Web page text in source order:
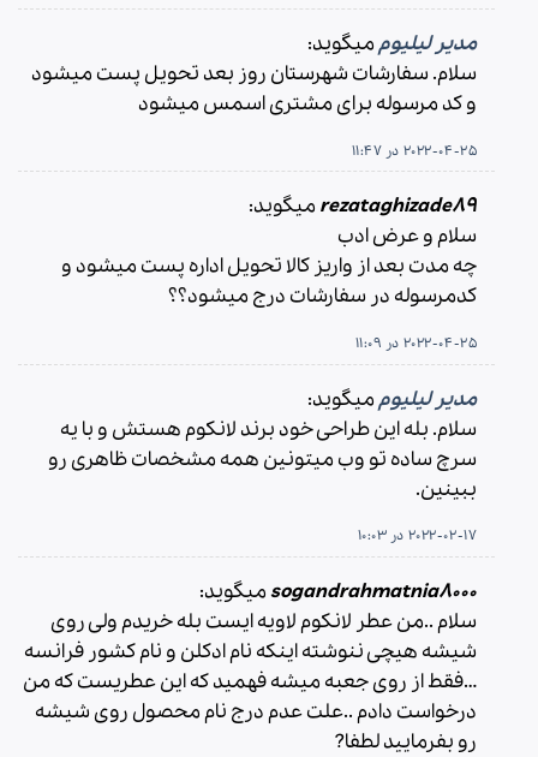
مدیر لیلیوممیگوید:
سلام. سفارشات شهرستان روز بعد تحویل پست میشود
و کد مرسوله برای مشتری اسمس میشود
2022-04-25 در 11:47
rezataghizade89 میگوید:
سلام و عرض ادب
چه مدت بعد از واریز کالا تحویل اداره پست میشود و
کدمرسوله در سفارشات درج میشود؟؟
2022-04-25 در 11:09
مدیر لیلیوممیگوید:
سلام. بله این طراحی خود برند لانکوم هستش و با یه
سرچ ساده تو وب میتونین همه مشخصات ظاهری رو
ببینین.
2022-02-17 در 10:03
sogandrahmatnia8000میگوید:
سلام ..من عطر لانکوم لاویه ایست بله خریدم ولی روی
شیشه هیچی ننوشته اینکه نام ادکلن و نام کشور فرانسه
…فقط از روی جعبه میشه فهمید که این عطریست که من
درخواست دادم ..علت عدم درج نام محصول روی شیشه
رو بفرمایید لطفا?